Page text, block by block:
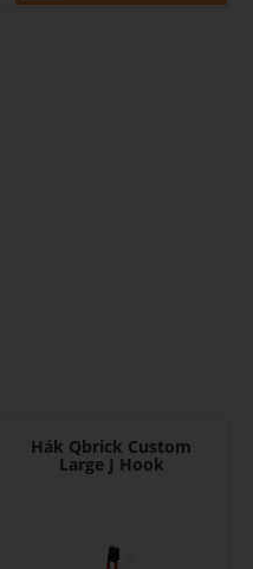
Hák Qbrick Custom
Large J Hook